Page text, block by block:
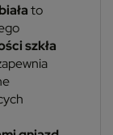
to
szkła